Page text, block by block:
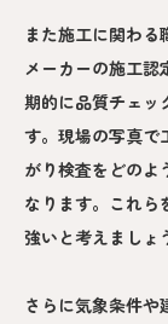
また施工に関わ
メーカーの施工認
期的に品質チェッ
す。現場の写真で
がり検査をどのよ
なります。これら
強いと考えましょ
さらに気象条件